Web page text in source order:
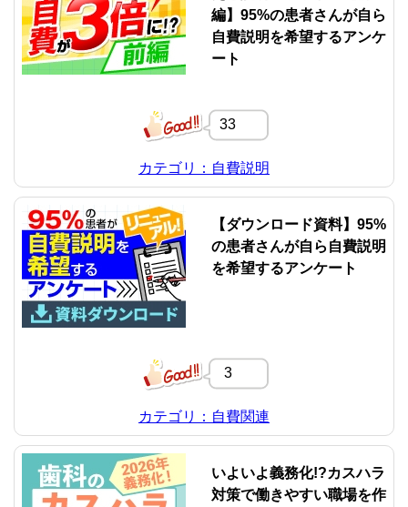
編】95%の患者さんが自ら
自費説明を希望するアンケ
ート
33
カテゴリ：自費説明
【ダウンロード資料】95%
の患者さんが自ら自費説明
を希望するアンケート
3
カテゴリ：自費関連
いよいよ義務化!?カスハラ
対策で働きやすい職場を作